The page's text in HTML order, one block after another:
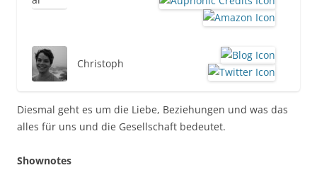
Christoph
Diesmal geht es um die Liebe, Beziehungen und was das
alles für uns und die Gesellschaft bedeutet.
Shownotes